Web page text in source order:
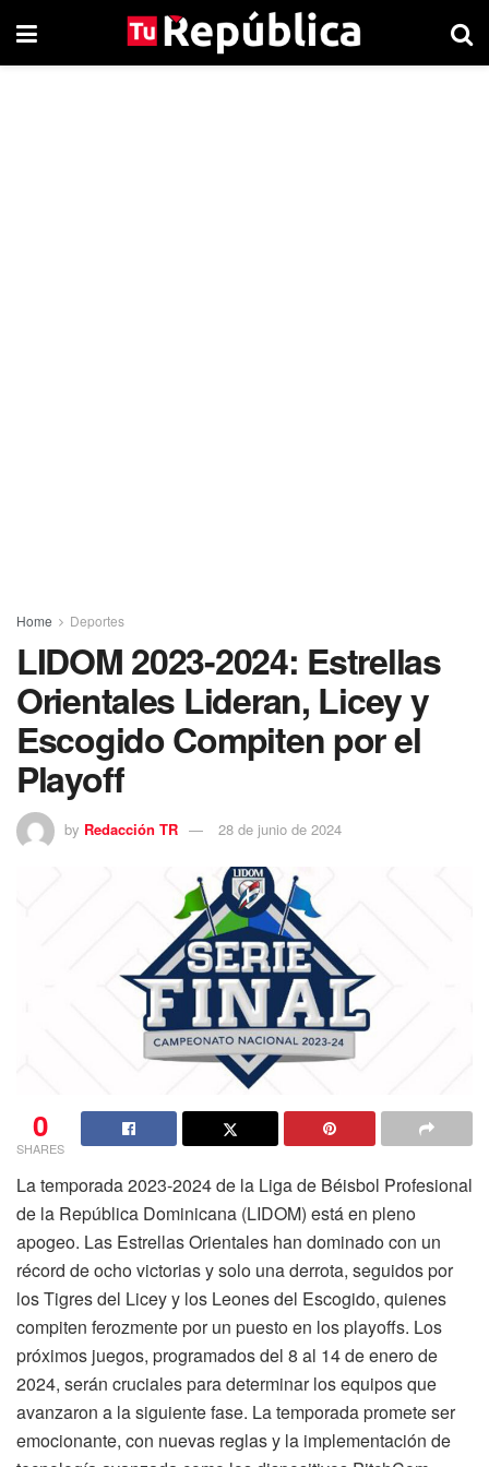
Home Deportes
LIDOM 2023-2024: Estrellas
Orientales Lideran, Licey y
Escogido Compiten por el
Playoff
by Redacción TR 28 de junio de 2024
0
SHARES
La temporada 2023-2024 de la Liga de Béisbol Profesional
de la República Dominicana (LIDOM) está en pleno
apogeo. Las Estrellas Orientales han dominado con un
récord de ocho victorias y solo una derrota, seguidos por
los Tigres del Licey y los Leones del Escogido, quienes
compiten ferozmente por un puesto en los playoffs. Los
próximos juegos, programados del 8 al 14 de enero de
2024, serán cruciales para determinar los equipos que
avanzaron a la siguiente fase. La temporada promete ser
emocionante, con nuevas reglas y la implementación de